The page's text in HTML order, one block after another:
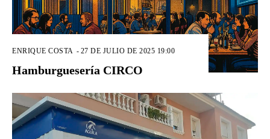
ENRIQUE COSTA - 27 DE JULIO DE 2025 19:00
Hamburguesería CIRCO